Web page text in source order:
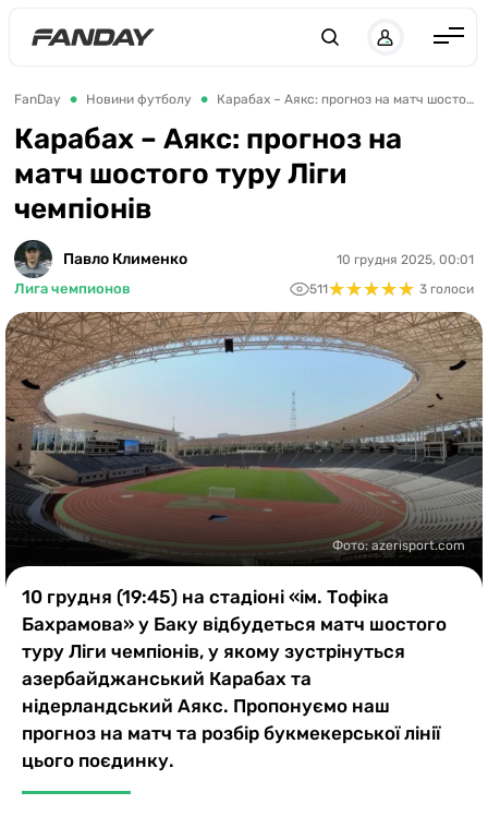
Англія
Іспанія
Німеччина
Франція
Україна
ЛЧ
ЧЕ-2028
Букмекери
Казино
FanDay Новини футболу Карабах – Аякс: прогноз на матч шостого туру Ліги чемпіонів
Карабах – Аякс: прогноз на
матч шостого туру Ліги
чемпіонів
Павло Клименко
Лига чемпионов
10 грудня 2025, 00:01
511★★★★★
★★★★★ 3 голоси
Фото: azerisport.com
10 грудня (19:45) на стадіоні «ім. Тофіка
Бахрамова» у Баку відбудеться матч шостого
туру Ліги чемпіонів, у якому зустрінуться
азербайджанський Карабах та
нідерландський Аякс. Пропонуємо наш
прогноз на матч та розбір букмекерської лінії
цього поєдинку.